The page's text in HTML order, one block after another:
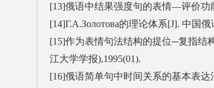
[13]俄语中结果强度句的表情—评价功
[14]Г.А.Золотова的理论体系[J]. 中国俄
[15]作为表情句法结构的提位─复指结
江大学学报),1995(01).
[16]俄语简单句中时间关系的基本表